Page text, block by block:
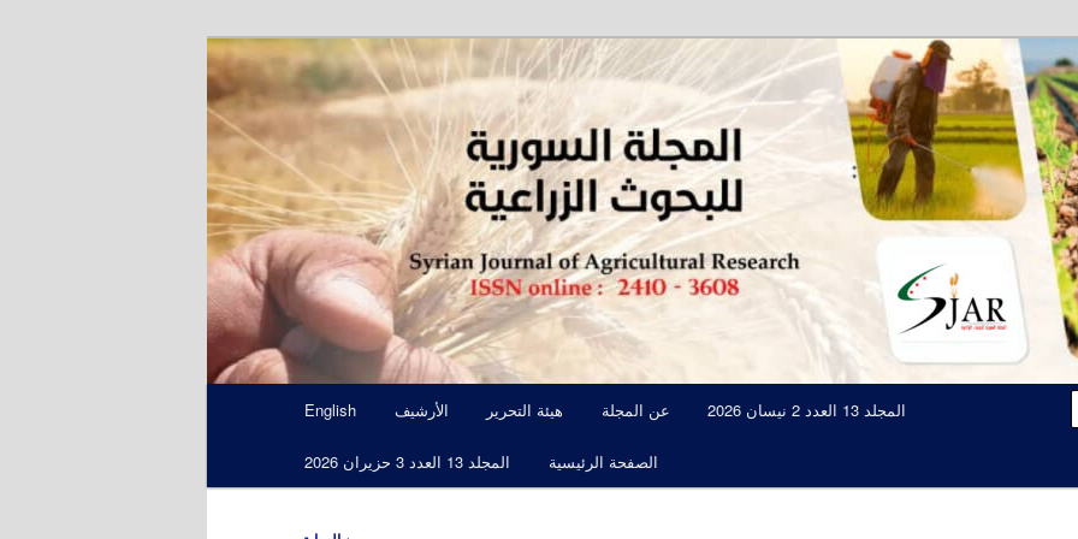
المجلة السورية للبحوث الزراعية SJAR
مجلة علمية محكمة تصدرها الهيئة العامة للبحوث العلمية الزراعية
English الأرشيف هيئة التحرير عن المجلة المجلد 13 العدد 2 نيسان 2026
المجلد 13 العدد 3 حزيران 2026 الصفحة الرئيسية